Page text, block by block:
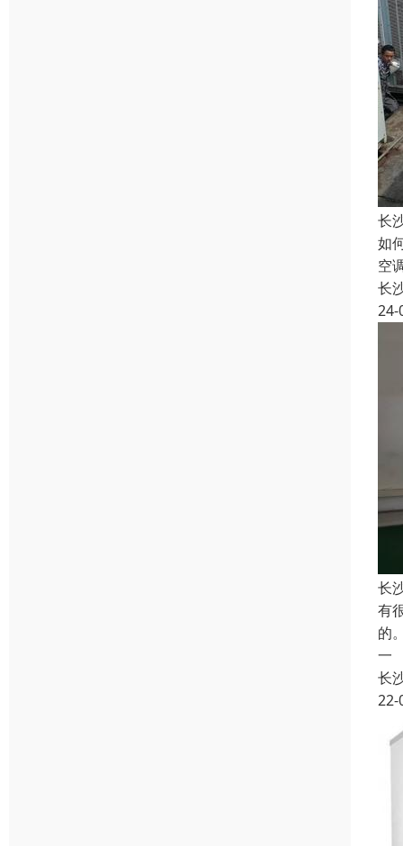
长
如
空
长
24-
长
有
的
一
长
22-